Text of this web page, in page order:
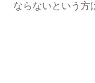
ならないという方